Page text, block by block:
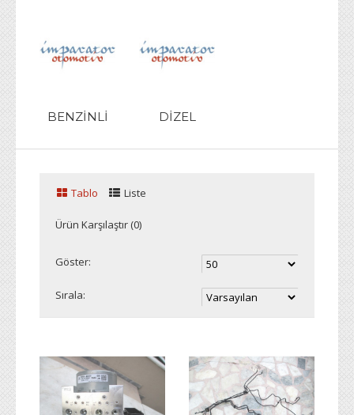
BENZİNLİ DİZEL
Tablo Liste
Ürün Karşılaştır (0)
Göster:
Sırala: